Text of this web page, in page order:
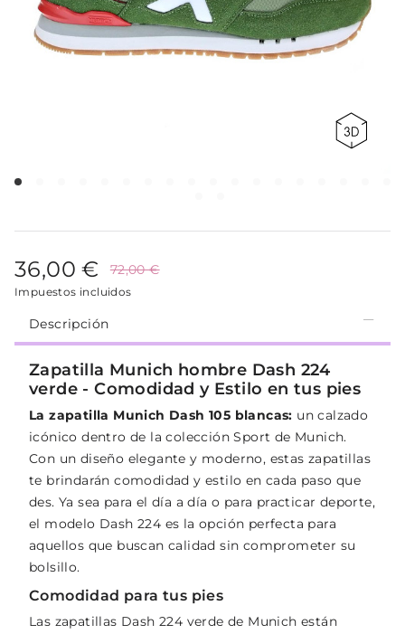
36,00 € 72,00 €
Impuestos incluidos
Descripción
Zapatilla Munich hombre Dash 224
verde - Comodidad y Estilo en tus pies
La zapatilla Munich Dash 105 blancas: un calzado
icónico dentro de la colección Sport de Munich.
Con un diseño elegante y moderno, estas zapatillas
te brindarán comodidad y estilo en cada paso que
des. Ya sea para el día a día o para practicar deporte,
el modelo Dash 224 es la opción perfecta para
aquellos que buscan calidad sin comprometer su
bolsillo.
Comodidad para tus pies
Las zapatillas Dash 224 verde de Munich están